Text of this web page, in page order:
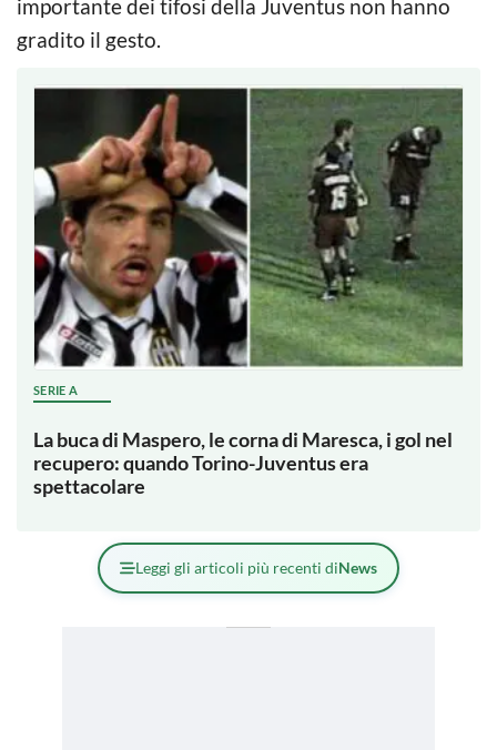
importante dei tifosi della Juventus non hanno
gradito il gesto.
SERIE A
La buca di Maspero, le corna di Maresca, i gol nel
recupero: quando Torino-Juventus era
spettacolare
Leggi gli articoli più recenti diNews